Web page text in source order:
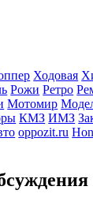
Ходовая
Рожи Ретро
Мотомир
КМЗ ИМЗ
oppozit.ru